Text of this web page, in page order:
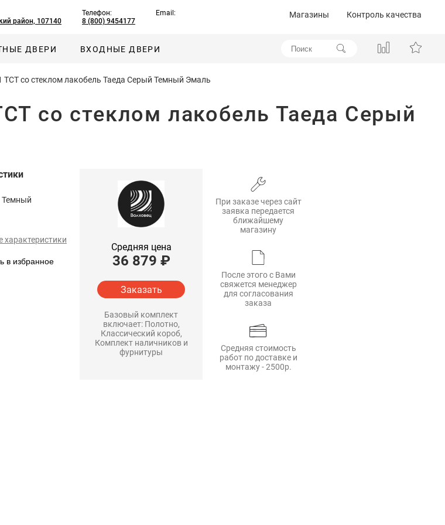
район, 107140
Телефон:
8 (800) 9454177
Email: Магазины Контроль качества
ДВЕРИ ВХОДНЫЕ ДВЕРИ
ТСТ со стеклом лакобель Таеда Серый Темный Эмаль
со стеклом лакобель Таеда Серый
Темный
характеристики
в избранное
Средняя цена
36 879 ₽
Заказать
Базовый комплект
включает: Полотно,
Классический короб,
Комплект наличников и
фурнитуры
При заказе через сайт
заявка передается
ближайшему
магазину
После этого с Вами
свяжется менеджер
для согласования
заказа
Средняя стоимость
работ по доставке и
монтажу - 2500р.